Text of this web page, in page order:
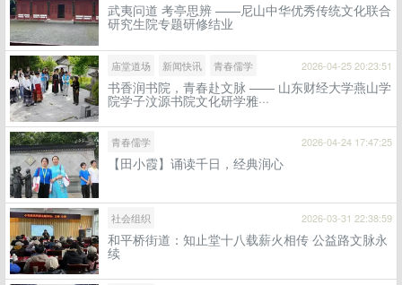
武夷问道 考亭思辨 ——尼山中华优秀传统文化联合
研究生院专题研修结业
庙堂道场 新闻快讯 青春儒学 2026-04-25 20:23:51
书香润书院，青春赴文脉 —— 山东财经大学燕山学
院学子汶源书院文化研学雅···
青春儒学 2026-04-24 17:47:25
【田小霞】诵读千日，经典润心
社会组织 2026-03-31 22:38:59
和平桥街道：知止堂十八载薪火相传 公益路文脉永
续